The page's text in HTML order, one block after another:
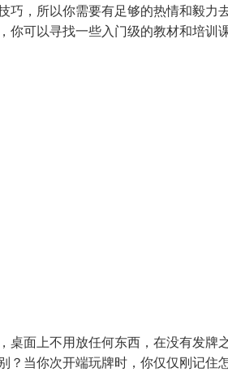
巧，所以你需要有足够的热情和毅力
你可以寻找一些入门级的教材和培训
桌面上不用放任何东西，在没有发牌
？当你次开端玩牌时，你仅仅刚记住